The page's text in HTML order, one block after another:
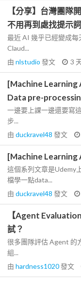
【分享】台灣團隊
不用再到處找提示
最近 AI 幾乎已經變成每
Claud...
由 nlstudio 發文 3
[Machine Learning
Data pre-
一邊要上課一邊還要寫
步...
由 duckravel48 發文
[Machine Learning
這個系列文章是Udemy
檔學一點data...
由 duckravel48 發文
【Agent
試？
很多團隊評估 Agent 的
組...
由 hardness1020發文